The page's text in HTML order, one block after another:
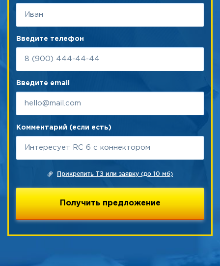
Введите телефон
Введите email
Комментарий (если есть)
Прикрепить ТЗ или заявку (до 10 мб)